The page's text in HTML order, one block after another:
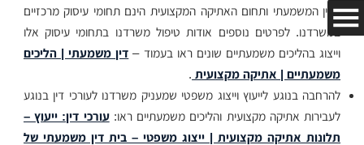
הדין המשמעתי ותחום האתיקה המקצועית הינם תחומי עיסוק מרכזיים
במשרדנו. לפרטים נוספים אודות טיפול משרדנו בתחומי עיסוק אלו
וייצוג בהליכים משמעתיים שונים ראו בעמוד – דין משמעתי | הליכים
משמעתיים | אתיקה מקצועית .
להרחבה בנוגע לייעוץ וייצוג משפטי שמעניק משרדנו לעורכי דין בנוגע
לעבירות אתיקה מקצועית והליכים משמעתיים ראו:עורכי דין: ייעוץ –
תלונות אתיקה מקצועית | ייצוג משפטי – בית דין משמעתי של